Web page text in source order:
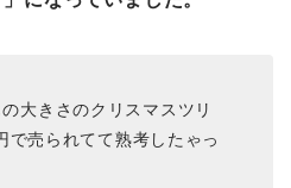
大きさのクリスマスツリ
で売られてて熟考したゃっ